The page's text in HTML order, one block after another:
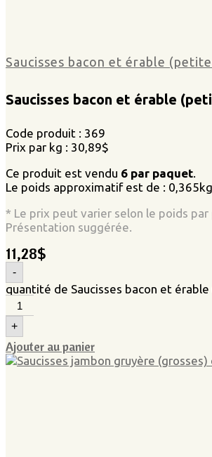
Saucisses bacon et érable
Saucisses bacon et érable
Code produit : 369
Prix par kg : 30,89$
Ce produit est vendu 6 par paquet.
Le poids approximatif est de : 0,365kg
* Le prix peut varier selon le poids par
Présentation suggérée.
11,28$
-
quantité de Saucisses bacon et
+
Ajouter au panier